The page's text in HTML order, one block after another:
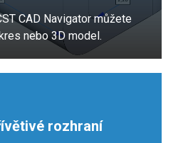
rozhraní
CAD Navigator můžete
nebo 3D model.